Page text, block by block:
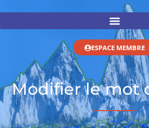
ESPACE MEMBRE
Modifier le mot